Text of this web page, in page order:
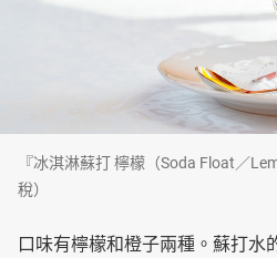
『冰淇淋蘇打 檸檬（Soda Float／
稅）
口味有檸檬和橙子兩種。蘇打水